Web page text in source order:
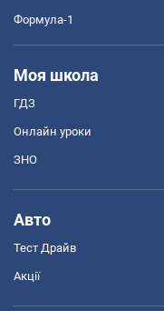
Формула-1
Моя школа
ГДЗ
Онлайн уроки
ЗНО
Авто
Тест Драйв
Акції